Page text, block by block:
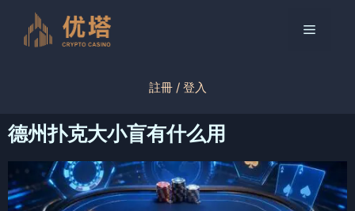
菜
註冊 / 登入
德州扑克大小盲有什么用